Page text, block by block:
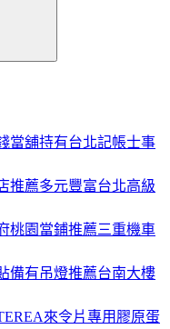
當舖持有台北記帳士事
推薦多元豐富台北高級
桃園當鋪推薦三重機車
備有吊燈推薦台南大樓
來令片專用膠原蛋